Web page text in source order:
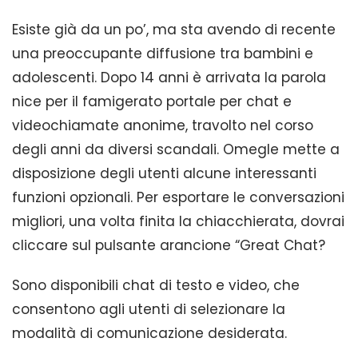
Esiste già da un po’, ma sta avendo di recente
una preoccupante diffusione tra bambini e
adolescenti. Dopo 14 anni è arrivata la parola
nice per il famigerato portale per chat e
videochiamate anonime, travolto nel corso
degli anni da diversi scandali. Omegle mette a
disposizione degli utenti alcune interessanti
funzioni opzionali. Per esportare le conversazioni
migliori, una volta finita la chiacchierata, dovrai
cliccare sul pulsante arancione “Great Chat?
Sono disponibili chat di testo e video, che
consentono agli utenti di selezionare la
modalità di comunicazione desiderata.